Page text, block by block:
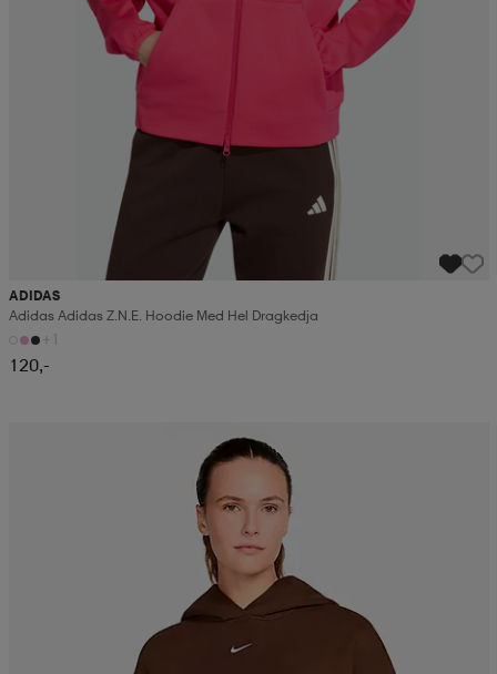
ADIDAS
Adidas Adidas Z.n.e. Hoodie Med Hel Dragkedja
+1
120,-